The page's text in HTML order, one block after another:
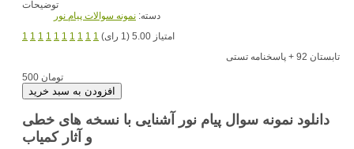
توضیحات
دسته: نمونه سوالات پیام نور
1 1 1 1 1 1 1 1 1 1
امتیاز 5.00 (1 رای)
تابستان 92 + پاسخنامه تستی
500 تومان
دانلود نمونه سوال پیام نور آشنایی با نسخه های خطی
و آثار کمیاب